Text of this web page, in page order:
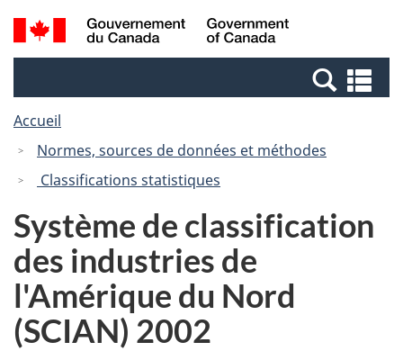
Passer
au
Passer
à
Canada
Recherche
et
et
Accueil
Normes, sources de données et méthodes
Classifications statistiques
Système de classification
des industries de
l'Amérique du Nord
(SCIAN) 2002